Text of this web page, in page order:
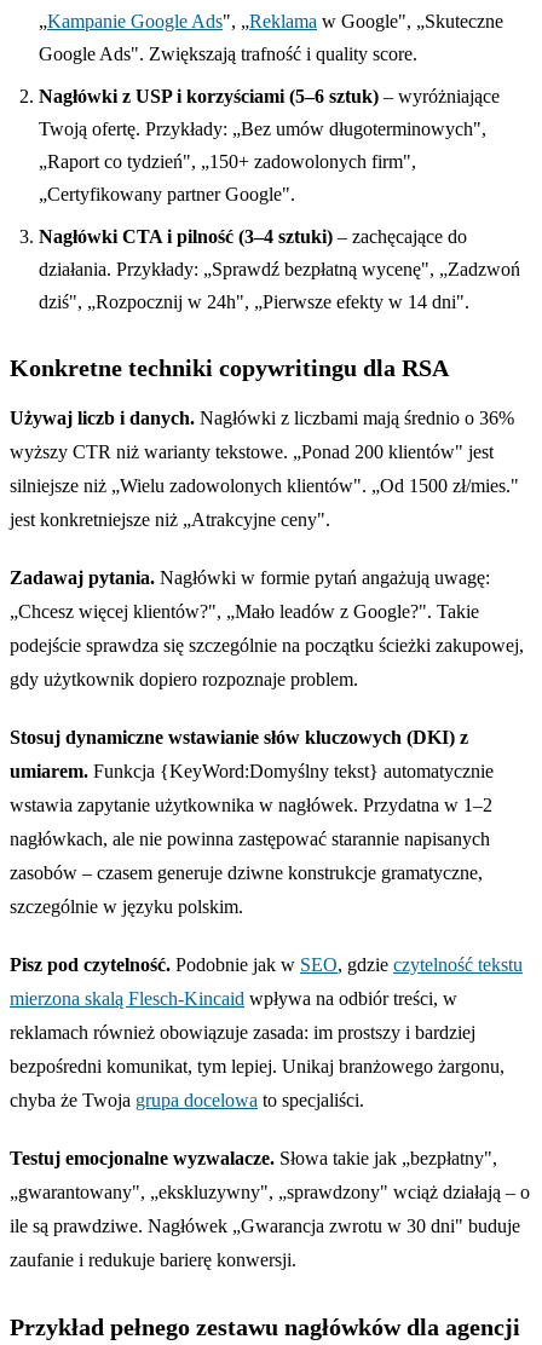
„Kampanie Google Ads", „Reklama w Google", „Skuteczne
Google Ads". Zwiększają trafność i quality score.
Nagłówki z USP i korzyściami (5–6 sztuk) – wyróżniające
Twoją ofertę. Przykłady: „Bez umów długoterminowych",
„Raport co tydzień", „150+ zadowolonych firm",
„Certyfikowany partner Google".
Nagłówki CTA i pilność (3–4 sztuki) – zachęcające do
działania. Przykłady: „Sprawdź bezpłatną wycenę", „Zadzwoń
dziś", „Rozpocznij w 24h", „Pierwsze efekty w 14 dni".
Konkretne techniki copywritingu dla RSA
Używaj liczb i danych. Nagłówki z liczbami mają średnio o 36%
wyższy CTR niż warianty tekstowe. „Ponad 200 klientów" jest
silniejsze niż „Wielu zadowolonych klientów". „Od 1500 zł/mies."
jest konkretniejsze niż „Atrakcyjne ceny".
Zadawaj pytania. Nagłówki w formie pytań angażują uwagę:
„Chcesz więcej klientów?", „Mało leadów z Google?". Takie
podejście sprawdza się szczególnie na początku ścieżki zakupowej,
gdy użytkownik dopiero rozpoznaje problem.
Stosuj dynamiczne wstawianie słów kluczowych (DKI) z
umiarem. Funkcja {KeyWord:Domyślny tekst} automatycznie
wstawia zapytanie użytkownika w nagłówek. Przydatna w 1–2
nagłówkach, ale nie powinna zastępować starannie napisanych
zasobów – czasem generuje dziwne konstrukcje gramatyczne,
szczególnie w języku polskim.
Pisz pod czytelność. Podobnie jak w SEO, gdzie czytelność tekstu
mierzona skalą Flesch-Kincaid wpływa na odbiór treści, w
reklamach również obowiązuje zasada: im prostszy i bardziej
bezpośredni komunikat, tym lepiej. Unikaj branżowego żargonu,
chyba że Twoja grupa docelowa to specjaliści.
Testuj emocjonalne wyzwalacze. Słowa takie jak „bezpłatny",
„gwarantowany", „ekskluzywny", „sprawdzony" wciąż działają – o
ile są prawdziwe. Nagłówek „Gwarancja zwrotu w 30 dni" buduje
zaufanie i redukuje barierę konwersji.
Przykład pełnego zestawu nagłówków dla agencji